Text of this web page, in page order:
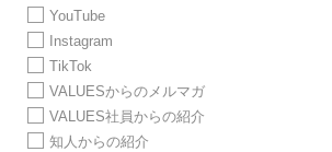
YouTube
Instagram
TikTok
VALUESからのメルマガ
VALUES社員からの紹介
知人からの紹介